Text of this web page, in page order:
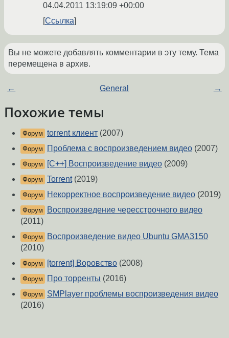
04.04.2011 13:19:09 +00:00
Ссылка
Вы не можете добавлять комментарии в эту тему. Тема
перемещена в архив.
← General →
Похожие темы
Форум torrent клиент (2007)
Форум Проблема с воспроизведением видео (2007)
Форум [C++] Воспроизведение видео (2009)
Форум Torrent(2019)
Форум Некорректное воспроизведение видео (2019)
Форум
Воспроизведение чересстрочного видео
(2011)
Форум
Воспроизведение видео Ubuntu GMA3150
(2010)
Форум [torrent] Воровство (2008)
Форум Про торренты (2016)
Форум
SMPlayer проблемы воспроизведения видео
(2016)